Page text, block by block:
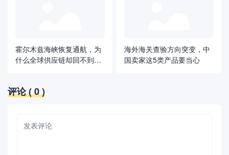
霍尔木兹海峡恢复通航，为
什么全球供应链却回不到从
海外海关查验方向突变，中
国卖家这5类产品要当心
评论( 0 )